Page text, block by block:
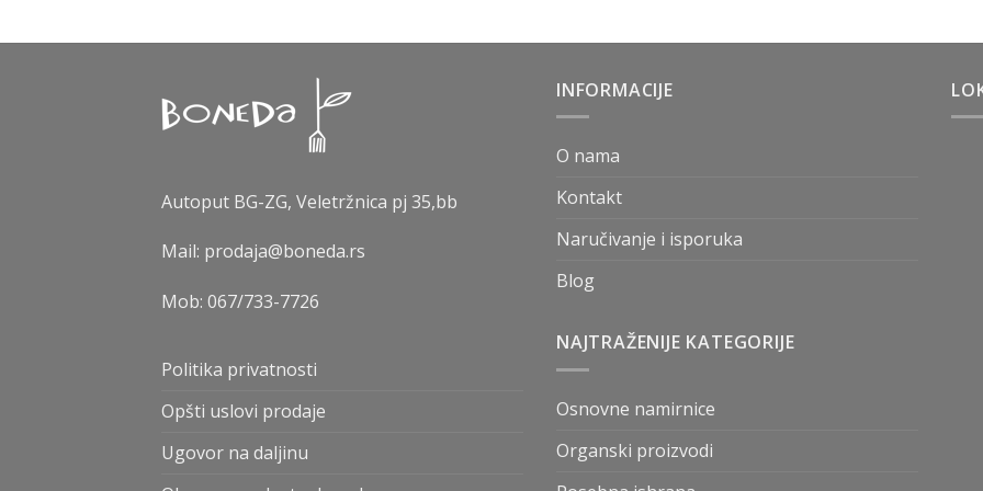
Autoput BG-ZG, Veletržnica pj 35,bb
Mail: prodaja@boneda.rs
Mob: 067/733-7726
Politika privatnosti
Opšti uslovi prodaje
Ugovor na daljinu
INFORMACIJE
O nama
Kontakt
Naručivanje i isporuka
Blog
NAJTRAŽENIJE KATEGORIJE
Osnovne namirnice
Organski proizvodi